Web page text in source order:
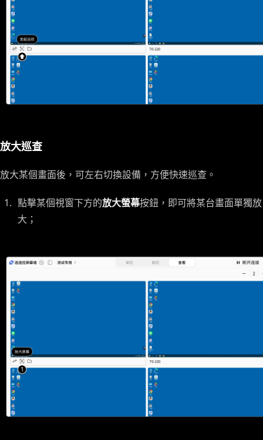
放大巡查
放大某個畫面後，可左右切換設備，方便快速巡查。
點擊某個視窗下方的放大螢幕按鈕，即可將某台畫面單獨放
大；